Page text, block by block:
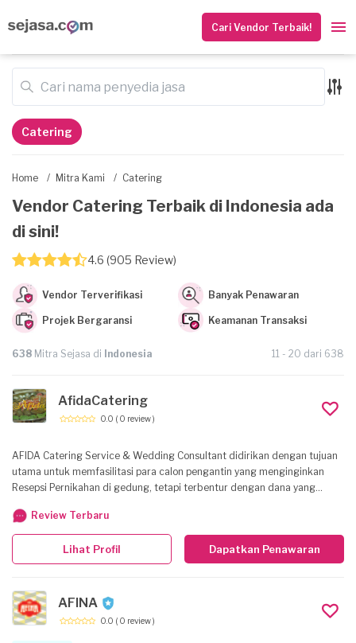
Cari Vendor Terbaik!
Home / Mitra Kami / Catering
Vendor Catering Terbaik di Indonesia ada
di sini!
4.6 (905 Review)
Vendor Terverifikasi Banyak Penawaran
Projek Bergaransi Keamanan Transaksi
638 Mitra Sejasa di Indonesia 11 - 20 dari 638
Catering
AfidaCatering
0.0 ( 0 review )
AFIDA Catering Service & Wedding Consultant didirikan dengan tujuan
utama untuk memfasilitasi para calon pengantin yang menginginkan
Resepsi Pernikahan di gedung, tetapi terbentur dengan dana yang
Resepsi Pernikahan mereka di gedung tetapi sudah membayangkan
berapa banyak dana yang harus dikeluarkan untuk acara tersebut. Oleh
karena itu, kami usahakan untuk dapat membantu para calon pengantin
yang ingin menggelar acara Resepsi Pernikahan di gedung tetapi
yang tetap terjaga, dan kami berupaya untuk memberikan yang terbaik
demi kepuasan Pengantin.
Review Terbaru
Dapatkan Penawaran
Lihat Profil
AFINA
0.0 ( 0 review )